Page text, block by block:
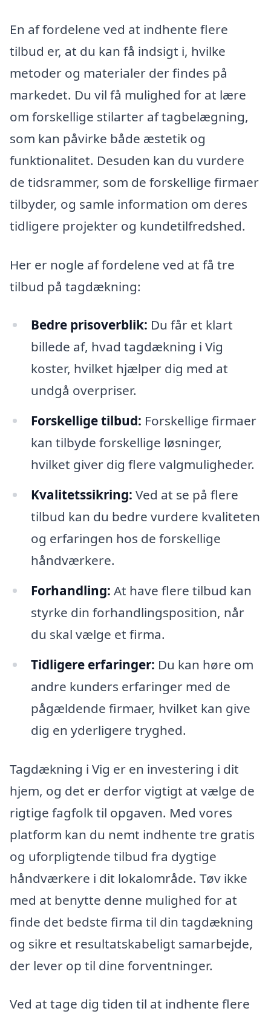
En af fordelene ved at indhente flere
tilbud er, at du kan få indsigt i, hvilke
metoder og materialer der findes på
markedet. Du vil få mulighed for at lære
om forskellige stilarter af tagbelægning,
som kan påvirke både æstetik og
funktionalitet. Desuden kan du vurdere
de tidsrammer, som de forskellige firmaer
tilbyder, og samle information om deres
tidligere projekter og kundetilfredshed.
Her er nogle af fordelene ved at få tre
tilbud på tagdækning:
Bedre prisoverblik: Du får et klart
billede af, hvad tagdækning i Vig
koster, hvilket hjælper dig med at
undgå overpriser.
Forskellige tilbud: Forskellige firmaer
kan tilbyde forskellige løsninger,
hvilket giver dig flere valgmuligheder.
Kvalitetssikring: Ved at se på flere
tilbud kan du bedre vurdere kvaliteten
og erfaringen hos de forskellige
håndværkere.
Forhandling: At have flere tilbud kan
styrke din forhandlingsposition, når
du skal vælge et firma.
Tidligere erfaringer: Du kan høre om
andre kunders erfaringer med de
pågældende firmaer, hvilket kan give
dig en yderligere tryghed.
Tagdækning i Vig er en investering i dit
hjem, og det er derfor vigtigt at vælge de
rigtige fagfolk til opgaven. Med vores
platform kan du nemt indhente tre gratis
og uforpligtende tilbud fra dygtige
håndværkere i dit lokalområde. Tøv ikke
med at benytte denne mulighed for at
finde det bedste firma til din tagdækning
og sikre et resultatskabeligt samarbejde,
der lever op til dine forventninger.
Ved at tage dig tiden til at indhente flere